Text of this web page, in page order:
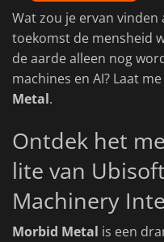
Wat zou je ervan
toekomst de mensheid
de aarde alleen nog
machines en AI? Laat
Metal.
Ontdek het
lite van
Machinery
Morbid Metal is een